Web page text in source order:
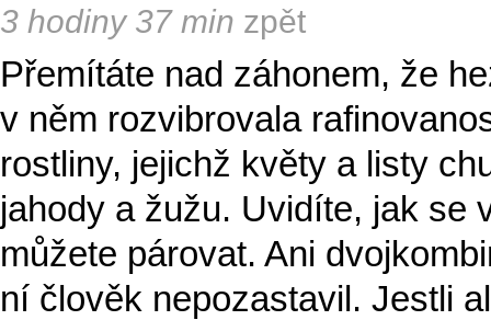
3 hodiny 37 min zpět
Přemítáte nad záhonem, že
v něm rozvibrovala
rostliny, jejichž květy a listy
jahody a žužu. Uvidíte, jak se
můžete párovat. Ani
ní člověk nepozastavil. Jestli